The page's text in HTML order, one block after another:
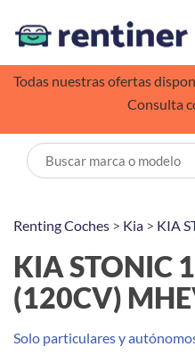
Todas nuestras ofertas
Consulta
Renting Coches > Kia > KIA
KIA STONIC
(120CV)
Solo particulares y